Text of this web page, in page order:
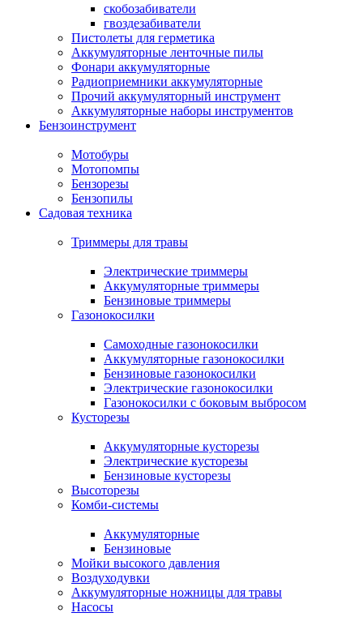
скобозабиватели
гвоздезабиватели
Пистолеты для герметика
Аккумуляторные ленточные пилы
Фонари аккумуляторные
Радиоприемники аккумуляторные
Прочий аккумуляторный инструмент
Аккумуляторные наборы инструментов
Бензоинструмент
Мотобуры
Мотопомпы
Бензорезы
Бензопилы
Садовая техника
Триммеры для травы
Электрические триммеры
Аккумуляторные триммеры
Бензиновые триммеры
Газонокосилки
Самоходные газонокосилки
Аккумуляторные газонокосилки
Бензиновые газонокосилки
Электрические газонокосилки
Газонокосилки с боковым выбросом
Кусторезы
Аккумуляторные кусторезы
Электрические кусторезы
Бензиновые кусторезы
Высоторезы
Комби-системы
Аккумуляторные
Бензиновые
Мойки высокого давления
Воздуходувки
Аккумуляторные ножницы для травы
Насосы